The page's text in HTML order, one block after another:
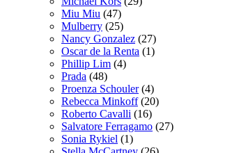
Miu Miu (47)
Mulberry (25)
Nancy Gonzalez (27)
Oscar de la Renta (1)
Phillip Lim (4)
Prada (48)
Proenza Schouler(4)
Rebecca Minkoff(20)
Roberto Cavalli (16)
Salvatore Ferragamo (27)
Sonia Rykiel (1)